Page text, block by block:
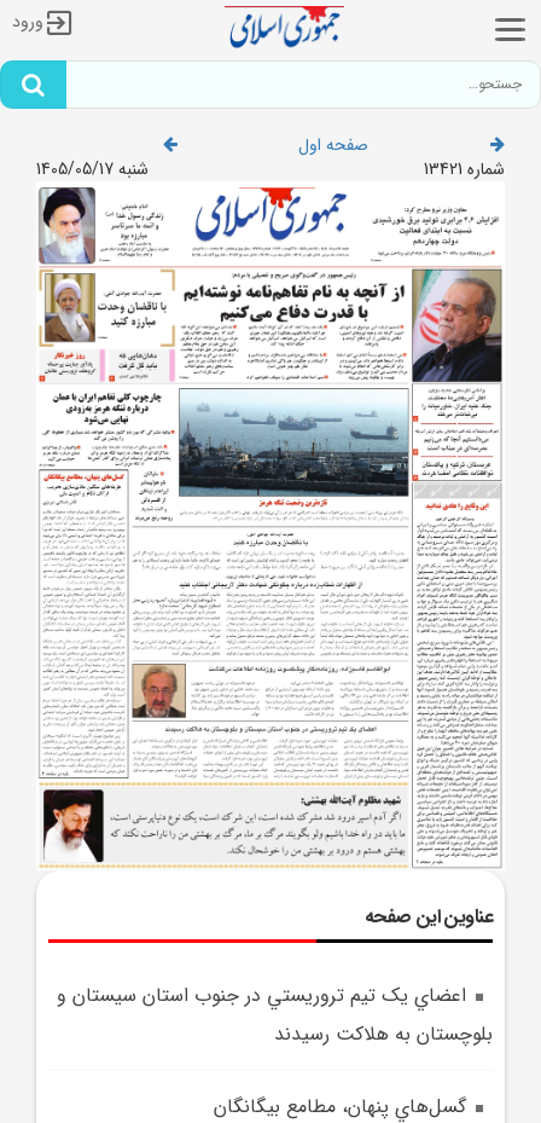
ورود
صفحه اول
شماره 13421
شنبه 1405/05/17
عناوین این صفحه
اعضاي يک تيم تروريستي در جنوب استان سيستان و
بلوچستان به هلاکت رسيدند
گسل‌هاي پنهان، مطامع بيگانگان